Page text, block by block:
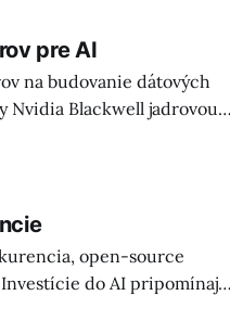
pre AI
na budovanie dátových
Nvidia Blackwell jadrovou
krok s rastúcou potrebou
open-source
do AI pripomínajú